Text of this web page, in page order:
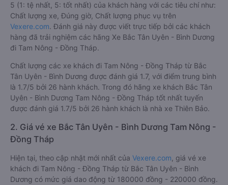
5 (1: tệ nhất, 5: tốt nhất) của khách hàng với các tiêu chí như:
Chất lượng xe, Đúng giờ, Chất lượng phục vụ trên
Vexere.com. Đánh giá này được viết trực tiếp bởi các khách
hàng đã trải nghiệm các hãng Xe Bắc Tân Uyên - Bình Dương
đi Tam Nông - Đồng Tháp.
Chất lượng các xe khách đi Tam Nông - Đồng Tháp từ Bắc
Tân Uyên - Bình Dương được đánh giá 1.7, với điểm trung bình
là 1.7/5 bởi 26 hành khách. Trong đó hãng xe khách Bắc Tân
Uyên - Bình Dương Tam Nông - Đồng Tháp tốt nhất tuyến
được đánh giá 1.7/5 bởi 26 hành khách là nhà xe Thiên Bảo.
2. Giá vé xe Bắc Tân Uyên - Bình Dương Tam Nông -
Đồng Tháp
Hiện tại, theo cập nhật mới nhất của Vexere.com , giá vé xe
khách đi Tam Nông - Đồng Tháp từ Bắc Tân Uyên - Bình
Dương có mức giá dao động từ 180000 đồng - 220000 đồng.